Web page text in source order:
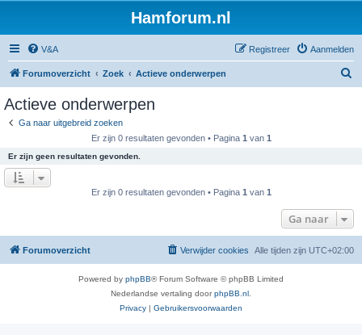
Hamforum.nl
V&A Aanmelden
Registreer
Forumoverzicht Zoek Actieve onderwerpen
Actieve onderwerpen
Ga naar uitgebreid zoeken
Er zijn 0 resultaten gevonden • Pagina 1 van 1
Er zijn geen resultaten gevonden.
Er zijn 0 resultaten gevonden • Pagina 1 van 1
Ga naar
Forumoverzicht Alle tijden zijn UTC+02:00
Verwijder cookies
Powered by phpBB® Forum Software © phpBB Limited
Nederlandse vertaling doorphpBB.nl
Privacy | Gebruikersvoorwaarden